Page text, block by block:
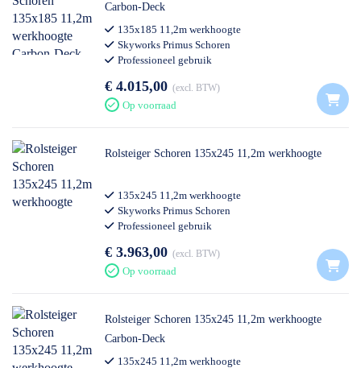
Carbon-Deck
135x185 11,2m werkhoogte
Skyworks Primus Schoren
Professioneel gebruik
€ 4.015,00 excl. BTW
Op voorraad
Rolsteiger Schoren 135x245 11,2m werkhoogte
135x245 11,2m werkhoogte
Skyworks Primus Schoren
Professioneel gebruik
€ 3.963,00 excl. BTW
Op voorraad
Rolsteiger Schoren 135x245 11,2m werkhoogte
Carbon-Deck
135x245 11,2m werkhoogte